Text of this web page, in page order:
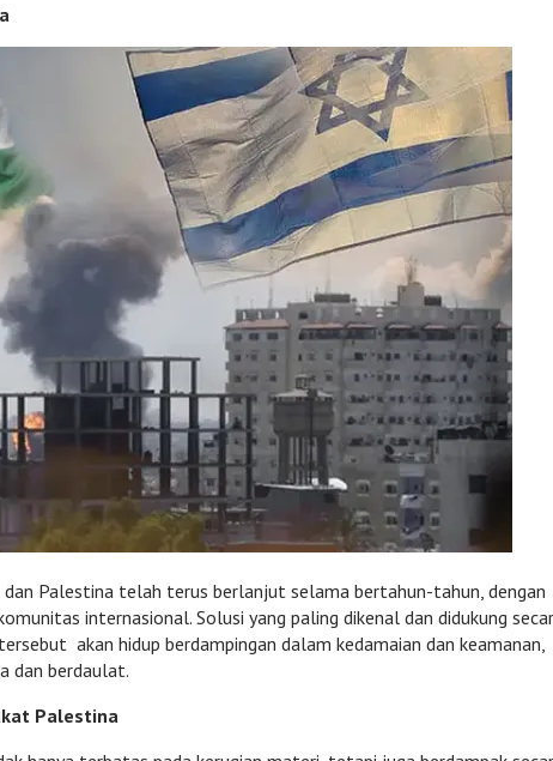
Palestina telah terus berlanjut selama bertahun-tahun, dengan
internasional. Solusi yang paling dikenal dan didukung
akan hidup berdampingan dalam kedamaian dan keamanan,
dan berdaulat.
Palestina